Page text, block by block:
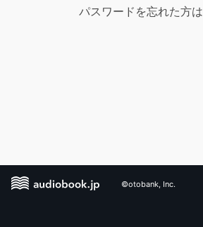
パスワードを忘れた方は
©otobank, Inc.